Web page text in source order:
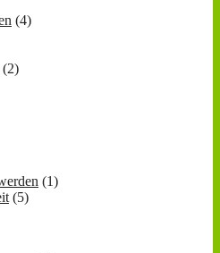
(4)
(2)
(1)
(5)